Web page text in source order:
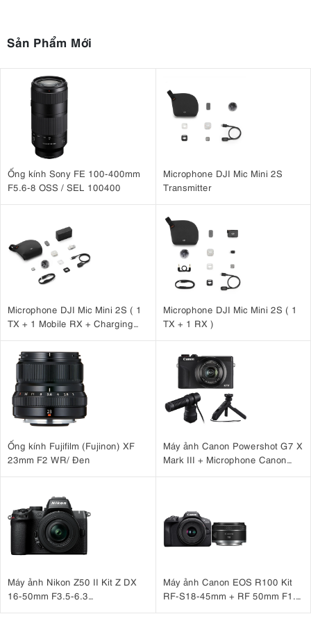
Sản Phẩm Mới
Ống kính Sony FE 100-400mm
F5.6-8 OSS / SEL 100400
Microphone DJI Mic Mini 2S
Transmitter
Microphone DJI Mic Mini 2S ( 1
TX + 1 Mobile RX + Charging
Microphone DJI Mic Mini 2S ( 1
TX + 1 RX )
Ống kính Fujifilm (Fujinon) XF
23mm F2 WR/ Đen
Máy ảnh Canon Powershot G7 X
Mark III + Microphone Canon
Máy ảnh Nikon Z50 II Kit Z DX
16-50mm F3.5-6.3
Máy ảnh Canon EOS R100 Kit
RF-S18-45mm + RF 50mm F1.8